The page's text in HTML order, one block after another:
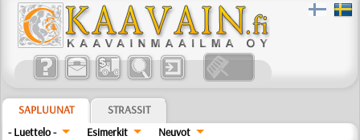
SAPLUUNAT
STRASSIT
- Luettelo -
Esimerkit Neuvot